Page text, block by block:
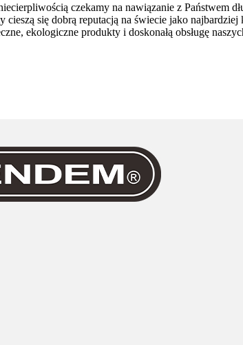
czekamy na nawiązanie z Państwem
się dobrą reputacją na świecie jako najbardziej
ekologiczne produkty i doskonałą obsługę